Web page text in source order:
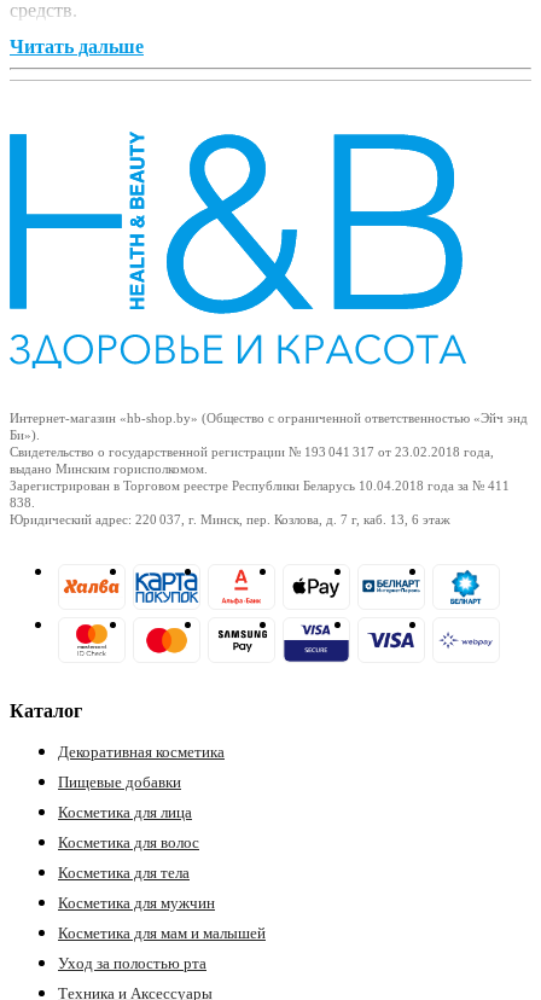
средств.
Читать дальше
Интернет-магазин «hb-shop.by» (Общество с ограниченной ответственностью «Эйч энд
Би»).
Свидетельство о государственной регистрации № 193 041 317 от 23.02.2018 года,
выдано Минским горисполкомом.
Зарегистрирован в Торговом реестре Республики Беларусь 10.04.2018 года за № 411
838.
Юридический адрес: 220 037, г. Минск, пер. Козлова, д. 7 г, каб. 13, 6 этаж
Каталог
Декоративная косметика
Пищевые добавки
Косметика для лица
Косметика для волос
Косметика для тела
Косметика для мужчин
Косметика для мам и малышей
Уход за полостью рта
Техника и Аксессуары